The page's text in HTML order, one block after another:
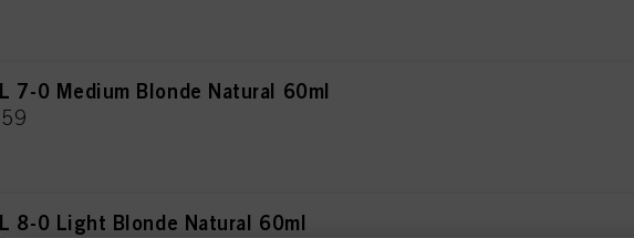
7-0 Medium Blonde Natural 60ml
8-0 Light Blonde Natural 60ml